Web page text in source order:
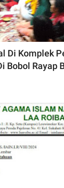
Di Komplek
Bobol Rayap